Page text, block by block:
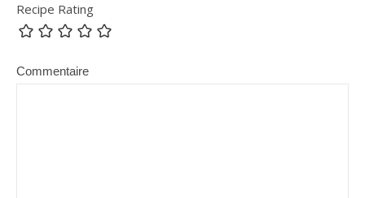
Recipe Rating
Commentaire